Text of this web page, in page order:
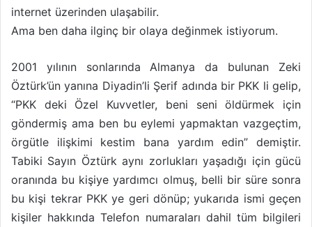
internet üzerinden ulaşabilir.
Ama ben daha ilginç bir olaya değinmek istiyorum.
2001 yılının sonlarında Almanya da bulunan Zeki
Öztürk’ün yanına Diyadin’li Şerif adında bir PKK li gelip,
“PKK deki Özel Kuvvetler, beni seni öldürmek için
göndermiş ama ben bu eylemi yapmaktan vazgeçtim,
örgütle ilişkimi kestim bana yardım edin” demiştir.
Tabiki Sayın Öztürk aynı zorlukları yaşadığı için gücü
oranında bu kişiye yardımcı olmuş, belli bir süre sonra
bu kişi tekrar PKK ye geri dönüp; yukarıda ismi geçen
kişiler hakkında Telefon numaraları dahil tüm bilgileri